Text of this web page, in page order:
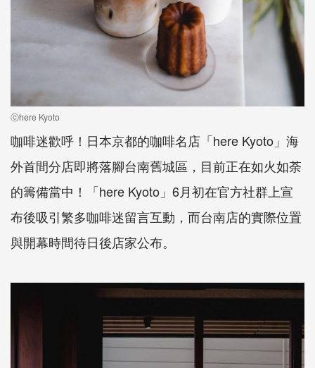
ⓒhere Kyoto
咖啡迷歡呼！日本京都的咖啡名店「here Kyoto 」海
外首間分店即將落腳台南舊城區，目前正在如火如荼
的籌備當中！「here Kyoto 」 6月初在官方社群上宣
布後吸引繁多咖啡迷留言互動，而台南店的實際位置
與開幕時間待日後店家公布。